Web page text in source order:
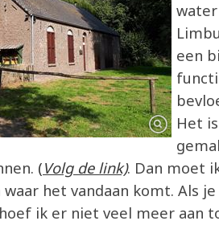
een
Het
(Volg de link). Dan moet
het vandaan komt. Als
ik er niet veel meer aan